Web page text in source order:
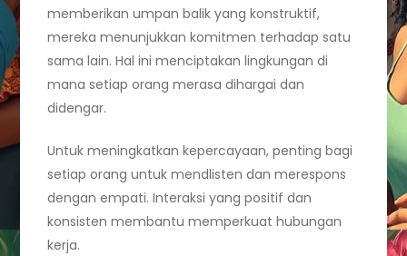
memberikan umpan balik yang konstruktif,
mereka menunjukkan komitmen terhadap satu
sama lain. Hal ini menciptakan lingkungan di
mana setiap orang merasa dihargai dan
didengar.
Untuk meningkatkan kepercayaan, penting bagi
setiap orang untuk mendlisten dan merespons
dengan empati. Interaksi yang positif dan
konsisten membantu memperkuat hubungan
kerja.